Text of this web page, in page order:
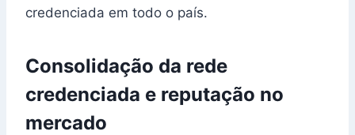
credenciada em todo o país.
Consolidação da rede
credenciada e reputação no
mercado